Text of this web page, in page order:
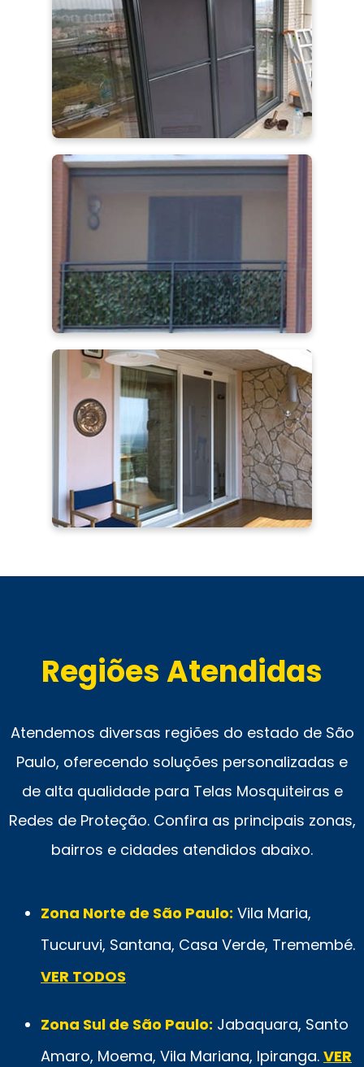
Regiões Atendidas
Atendemos diversas regiões do estado de São
Paulo, oferecendo soluções personalizadas e
de alta qualidade para Telas Mosquiteiras e
Redes de Proteção. Confira as principais zonas,
bairros e cidades atendidos abaixo.
Zona Norte de São Paulo: Vila Maria,
Tucuruvi, Santana, Casa Verde, Tremembé.
VER TODOS
Zona Sul de São Paulo: Jabaquara, Santo
Amaro, Moema, Vila Mariana, Ipiranga. VER